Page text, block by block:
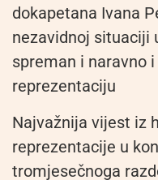
dokapetana Ivana
nezavidnoj situaciji
spreman i naravno
reprezentaciju
Najvažnija vijest iz
reprezentacije u
tromjesečnoga